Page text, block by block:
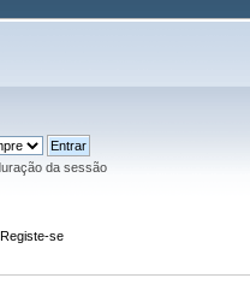
da sessão
Registe-se